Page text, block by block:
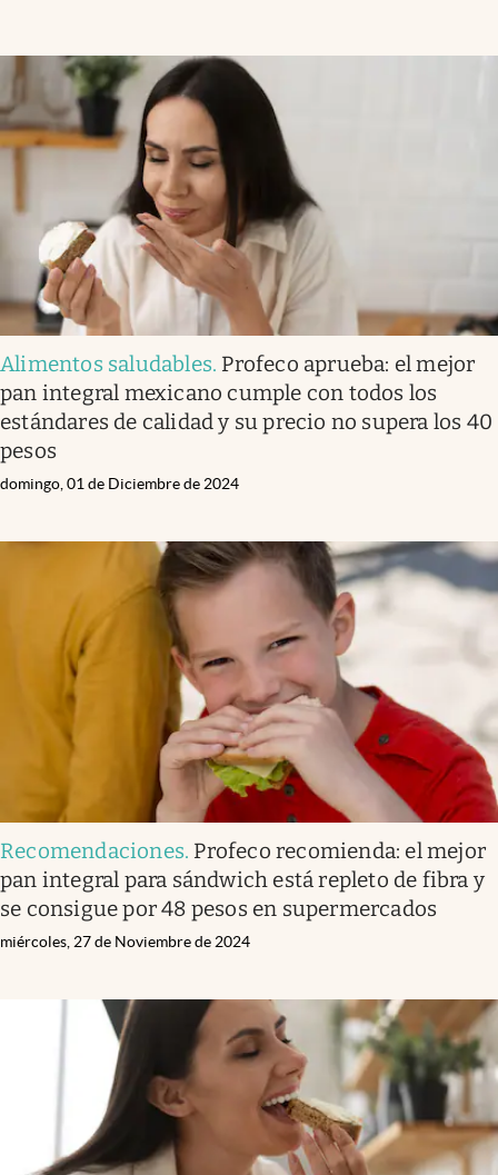
Alimentos saludables. Profeco aprueba: el mejor
pan integral mexicano cumple con todos los
estándares de calidad y su precio no supera los 40
pesos
domingo, 01 de Diciembre de 2024
Recomendaciones. Profeco recomienda: el mejor
pan integral para sándwich está repleto de fibra y
se consigue por 48 pesos en supermercados
miércoles, 27 de Noviembre de 2024